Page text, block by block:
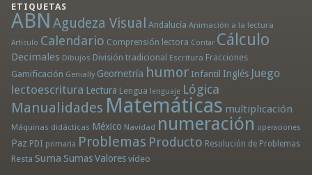
ETIQUETAS
ABN Agudeza Visual Andalucía Animación a la lectura
Artículo Calendario Comprensión lectora Contar Cálculo
Decimales Dibujos División tradicional Escritura Fracciones
Gamificación Genially Geometría humor Infantil Inglés Juego
lectoescritura Lectura Lengua lenguaje Lógica
Manualidades Matemáticas multiplicación
Máquinas didácticas México Navidad numeración operaciones
Paz PDI primaria Problemas Producto Resolución de Problemas
Resta Suma Sumas Valores vídeo